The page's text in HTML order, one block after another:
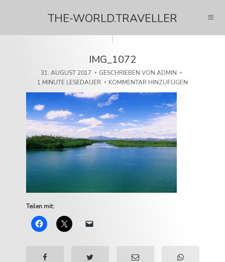
THE-WORLD.TRAVELLER
IMG_1072
31. AUGUST 2017 GESCHRIEBEN VON ADMIN
1 MINUTE LESEDAUER
KOMMENTAR HINZUFÜGEN
Teilen mit: